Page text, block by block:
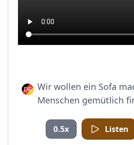
Wir wollen ein Sofa
Menschen gemütlich
0.5x Listen